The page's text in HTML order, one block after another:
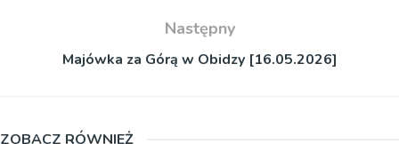
Następny
Majówka za Górą w Obidzy [16.05.2026]
ZOBACZ RÓWNIEŻ